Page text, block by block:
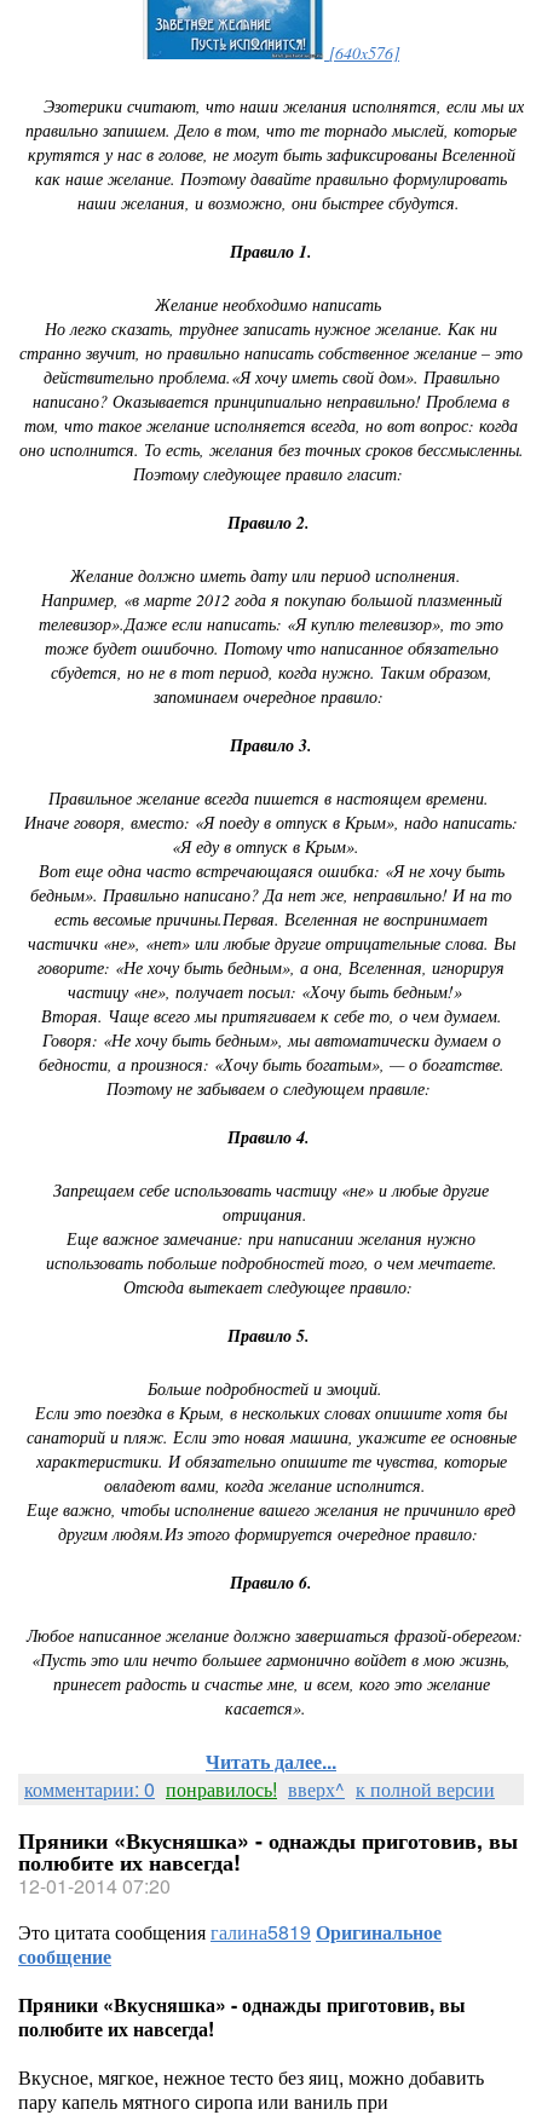
[640x576]
Эзотерики считают, что наши желания исполнятся, если мы их
правильно запишем. Дело в том, что те торнадо мыслей, которые
крутятся у нас в голове, не могут быть зафиксированы Вселенной
как наше желание. Поэтому давайте правильно формулировать
наши желания, и возможно, они быстрее сбудутся.
Правило 1.
Желание необходимо написать
Но легко сказать, труднее записать нужное желание. Как ни
странно звучит, но правильно написать собственное желание – это
действительно проблема.«Я хочу иметь свой дом». Правильно
написано? Оказывается принципиально неправильно! Проблема в
том, что такое желание исполняется всегда, но вот вопрос: когда
оно исполнится. То есть, желания без точных сроков бессмысленны.
Поэтому следующее правило гласит:
Правило 2.
Желание должно иметь дату или период исполнения.
Например, «в марте 2012 года я покупаю большой плазменный
телевизор».Даже если написать: «Я куплю телевизор», то это
тоже будет ошибочно. Потому что написанное обязательно
сбудется, но не в тот период, когда нужно. Таким образом,
запоминаем очередное правило:
Правило 3.
Правильное желание всегда пишется в настоящем времени.
Иначе говоря, вместо: «Я поеду в отпуск в Крым», надо написать:
«Я еду в отпуск в Крым».
Вот еще одна часто встречающаяся ошибка: «Я не хочу быть
бедным». Правильно написано? Да нет же, неправильно! И на то
есть весомые причины.Первая. Вселенная не воспринимает
частички «не», «нет» или любые другие отрицательные слова. Вы
говорите: «Не хочу быть бедным», а она, Вселенная, игнорируя
частицу «не», получает посыл: «Хочу быть бедным!»
Вторая. Чаще всего мы притягиваем к себе то, о чем думаем.
Говоря: «Не хочу быть бедным», мы автоматически думаем о
бедности, а произнося: «Хочу быть богатым», — о богатстве.
Поэтому не забываем о следующем правиле:
Правило 4.
Запрещаем себе использовать частицу «не» и любые другие
отрицания.
Еще важное замечание: при написании желания нужно
использовать побольше подробностей того, о чем мечтаете.
Отсюда вытекает следующее правило:
Правило 5.
Больше подробностей и эмоций.
Если это поездка в Крым, в нескольких словах опишите хотя бы
санаторий и пляж. Если это новая машина, укажите ее основные
характеристики. И обязательно опишите те чувства, которые
овладеют вами, когда желание исполнится.
Еще важно, чтобы исполнение вашего желания не причинило вред
другим людям.Из этого формируется очередное правило:
Правило 6.
Любое написанное желание должно завершаться фразой-оберегом:
«Пусть это или нечто большее гармонично войдет в мою жизнь,
принесет радость и счастье мне, и всем, кого это желание
касается».
Читать далее...
комментарии: 0 понравилось! вверх^ к полной версии
Пряники «Вкусняшка» - однажды приготовив, вы
полюбите их навсегда!
12-01-2014 07:20
Это цитата сообщениягалина5819 Оригинальное
сообщение
Пряники «Вкусняшка» - однажды приготовив, вы
полюбите их навсегда!
Вкусное, мягкое, нежное тесто без яиц, можно добавить
пару капель мятного сиропа или ваниль при